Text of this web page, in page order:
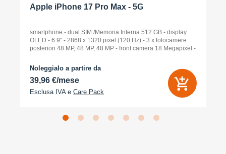
Apple iPhone 17 Pro Max - 5G
smartphone - dual SIM /Memoria Interna 512 GB - display
OLED - 6.9" - 2868 x 1320 pixel (120 Hz) - 3 x fotocamere
posteriori 48 MP, 48 MP, 48 MP - front camera 18 Megapixel -
Noleggialo a partire da
39,96 €/mese
Esclusa IVA e Care Pack